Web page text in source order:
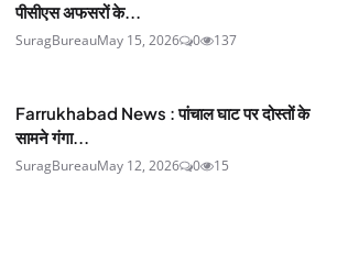
पीसीएस अफसरों के...
SuragBureauMay 15, 2026 0 137
Farrukhabad News : पांचाल घाट पर दोस्तों के
सामने गंगा...
SuragBureauMay 12, 2026 0 15